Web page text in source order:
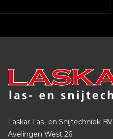
Laskar Las- en Snijtechniek BV
Avelingen West 26